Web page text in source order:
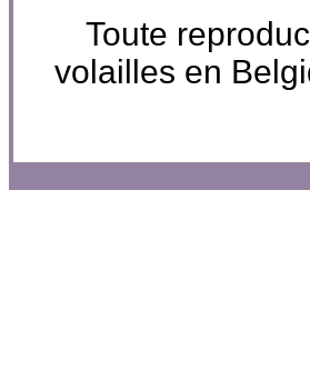
Toute
volailles en